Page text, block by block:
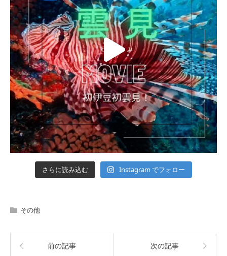
さらに読み込む Instagram でフォロー
その他
前の記事 次の記事